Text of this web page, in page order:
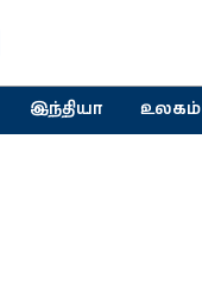
இந்தியா உலகம்